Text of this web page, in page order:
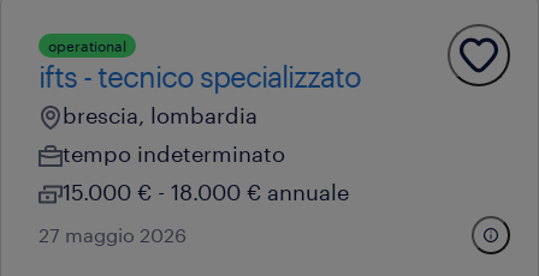
operational
ifts - tecnico specializzato
brescia, lombardia
tempo indeterminato
15.000 € - 18.000 € annuale
27 maggio 2026